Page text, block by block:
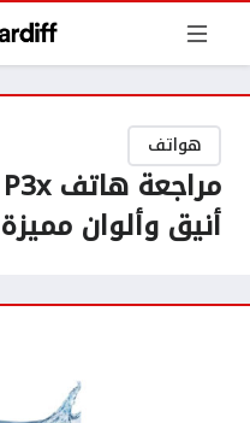
هواتف
أنيق وألوان مميزة